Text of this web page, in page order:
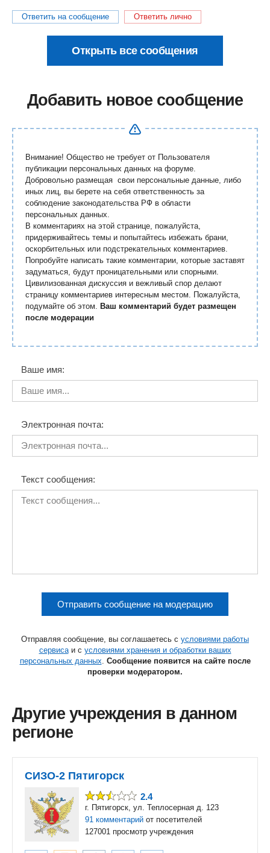
Ответить на сообщение Ответить лично
Открыть все сообщения
Добавить новое сообщение
Внимание! Общество не требует от Пользователя
публикации персональных данных на форуме.
Добровольно размещая свои персональные данные, либо
иных лиц, вы берете на себя ответственность за
соблюдение законодательства РФ в области
персональных данных.
В комментариях на этой странице, пожалуйста,
придерживайтесь темы и попытайтесь избежать брани,
оскорбительных или подстрекательных комментариев.
Попробуйте написать такие комментарии, которые заставят
задуматься, будут проницательными или спорными.
Цивилизованная дискуссия и вежливый спор делают
страницу комментариев интересным местом. Пожалуйста,
подумайте об этом. Ваш комментарий будет размещен
после модерации
Ваше имя:
Электронная почта:
Текст сообщения:
Отправить сообщение на модерацию
Отправляя сообщение, вы соглашаетесь с условиями работы
сервисаи с условиями хранения и обработки ваших
персональных данных. Сообщение появится на сайте после
проверки модератором.
Другие учреждения в данном
регионе
СИЗО-2 Пятигорск
2.4
г. Пятигорск, ул. Теплосерная д. 123
91 комментарий от посетителей
127001 просмотр учреждения